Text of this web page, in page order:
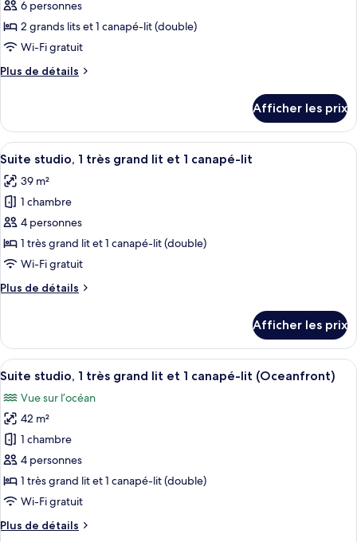
pour
ce
type
chambre :
Plusieurs
lits
(Two
Queen)
6 personnes
2 grands lits et 1 canapé-lit (double)
Wi-Fi gratuit
Plus de détails
Plus
Suite
studio,
Plusieurs
(Two
Queen)
Afficher les prix
Afficher
toutes
les
photos
pour
ce
type
chambre :
très
lit
et
canapé-
lit
Une chambre d’hôtel moderne
6
Suite studio, 1 très grand lit et 1 canapé-lit
39 m²
1 chambre
4 personnes
1 très grand lit et 1 canapé-lit (double)
Wi-Fi gratuit
Plus de détails
Plus
Suite
studio,
1
grand
lit
et
canapé-
lit
Afficher les prix
Afficher
toutes
les
photos
pour
ce
type
de
chambre :
Suite
Une chambre d’hôtel moderne avec
5
Suite studio, 1 très grand lit et 1 canapé-lit (Oceanfront)
Vue sur l’océan
42 m²
1 chambre
4 personnes
1 très grand lit et 1 canapé-lit (double)
Wi-Fi gratuit
Plus de détails
Plus